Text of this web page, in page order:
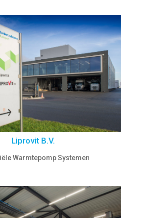
Liprovit B.V.
Warmtepomp Systemen